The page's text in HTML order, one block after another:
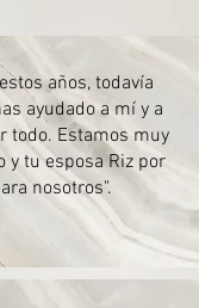
años, todavía
ayudado a mí y a
todo. Estamos muy
y tu esposa Riz por
nosotros".